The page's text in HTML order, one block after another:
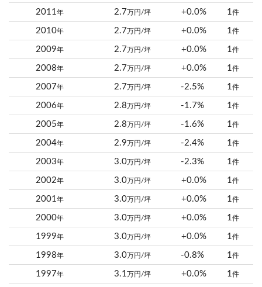
2011年 2.7 万円/坪 +0.0% 1件
2010年 2.7 万円/坪 +0.0% 1件
2009年 2.7 万円/坪 +0.0% 1件
2008年 2.7 万円/坪 +0.0% 1件
2007年 2.7 万円/坪 -2.5% 1件
2006年 2.8 万円/坪 -1.7% 1件
2005年 2.8 万円/坪 -1.6% 1件
2004年 2.9 万円/坪 -2.4% 1件
2003年 3.0万円/坪 -2.3% 1件
2002年 3.0万円/坪 +0.0% 1件
2001年 3.0万円/坪 +0.0% 1件
2000年 3.0万円/坪 +0.0% 1件
1999年 3.0万円/坪 +0.0% 1件
1998年 3.0万円/坪 -0.8% 1件
1997年 3.1 万円/坪 +0.0% 1件